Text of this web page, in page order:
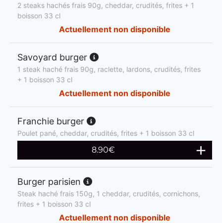
2 steaks hachés frais 90g, cheddar, crudités, frites + 1
boisson 33 cl
Actuellement non disponible
Savoyard burger
1 steak haché frais 90g, raclette, lardons, crudités, frites
+ 1 boisson 33 cl
Actuellement non disponible
Franchie burger
Poulet pané, cheddar, crudités, frites + 1 boisson 33 cl
8.90€
Burger parisien
Steak haché frais 150g, 1 cheddar, crudités, cornichons,
frites + 1 boisson 33 cl
Actuellement non disponible